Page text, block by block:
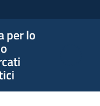
per lo